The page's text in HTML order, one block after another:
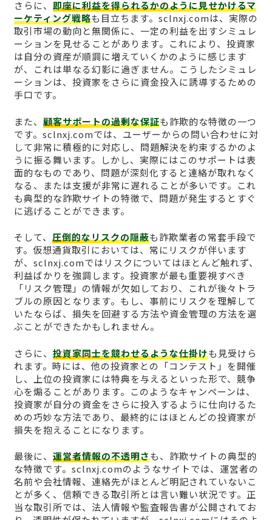
さらに、 即座に利益を得られるかのように見せかけるマ
ーケティング戦略も目立ちます。sclnxj.comは、実際の
取引市場の動向と無関係に、一定の利益を出すシミュレ
ーションを見せることがあります。これにより、投資家
は自分の資産が順調に増えていくかのように感じます
が、これは単なる幻影に過ぎません。こうしたシミュレ
ーションは、投資家をさらに資金投入に誘導するための
手口です。
また、 顧客サポートの過剰な保証も詐欺的な特徴の一つ
です。sclnxj.comでは、ユーザーからの問い合わせに対
して非常に積極的に対応し、問題解決を約束するかのよ
うに振る舞います。しかし、実際にはこのサポートは表
面的なものであり、問題が深刻化すると連絡が取れなく
なる、または支援が非常に遅れることが多いです。これ
も典型的な詐欺サイトの特徴で、問題が発生するとすぐ
に逃げることができます。
そして、 圧倒的なリスクの隠蔽も詐欺業者の常套手段で
す。仮想通貨取引においては、常にリスクが伴います
が、sclnxj.comではリスクについてはほとんど触れず、
利益ばかりを強調します。投資家が最も重要視すべき
「リスク管理」の情報が欠如しており、これが後々トラ
ブルの原因となります。もし、事前にリスクを理解して
いたならば、損失を回避する方法や資金管理の方法を選
ぶことができたかもしれません。
さらに、 投資家同士を競わせるような仕掛けも見受けら
れます。時には、他の投資家との「コンテスト」を開催
し、上位の投資家には特典を与えるといった形で、競争
心を煽ることがあります。このようなキャンペーンは、
投資家が自分の資金をさらに投入するように仕向けるた
めの巧妙な方法であり、最終的にはほとんどの投資家が
損失を抱えることになります。
最後に、 運営者情報の不透明さも、詐欺サイトの典型的
な特徴です。sclnxj.comのようなサイトでは、運営者の
名前や会社情報、連絡先がほとんど明記されていないこ
とが多く、信頼できる取引所とは言い難い状況です。正
当な取引所では、法人情報や監査報告書が公開されてお